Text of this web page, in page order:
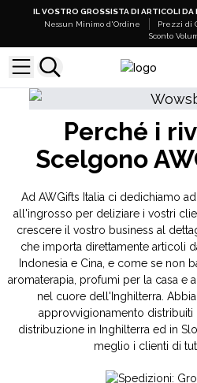
IL VOSTRO GROSSISTA DI ARTICOLI DA
Nessun Minimo d'Ordine
Prezzi di
Sconto
Bastoncini di Incenso
Perché i
Scelgono
Ad AWGifts Italia ci dedichiamo
all'ingrosso per deliziare i vostri
crescere il vostro business al
che importa direttamente articoli
Indonesia e Cina, e come se non
aromaterapia, profumi per la casa e
nel cuore dell'Inghilterra.
approvvigionamento distribuiti
distribuzione in Inghilterra ed in
meglio i clienti di